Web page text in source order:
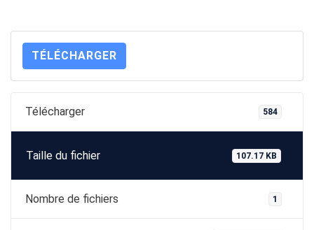
TÉLÉCHARGER
Télécharger 584
Taille du fichier 107.17 KB
Nombre de fichiers 1